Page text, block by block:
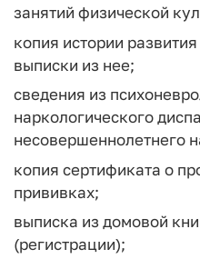
занятий физической
копия истории
выписки из нее;
сведения из
наркологического
несовершеннолетнего
копия сертификата о
прививках;
выписка из домовой
(регистрации);